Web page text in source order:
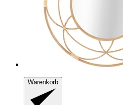
Warenkorb